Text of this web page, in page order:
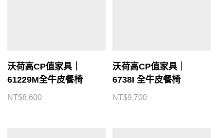
沃荷高CP值家具｜
61229M全牛皮餐椅
NT$8,600
沃荷高CP值家具｜
6738I 全牛皮餐椅
NT$9,700